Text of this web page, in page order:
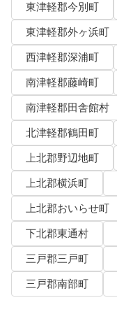
東津軽郡今別町
東津軽郡外ヶ浜町
西津軽郡深浦町
南津軽郡藤崎町
南津軽郡田舎館村
北津軽郡鶴田町
上北郡野辺地町
上北郡横浜町
上北郡おいらせ町
下北郡東通村
三戸郡三戸町
三戸郡南部町